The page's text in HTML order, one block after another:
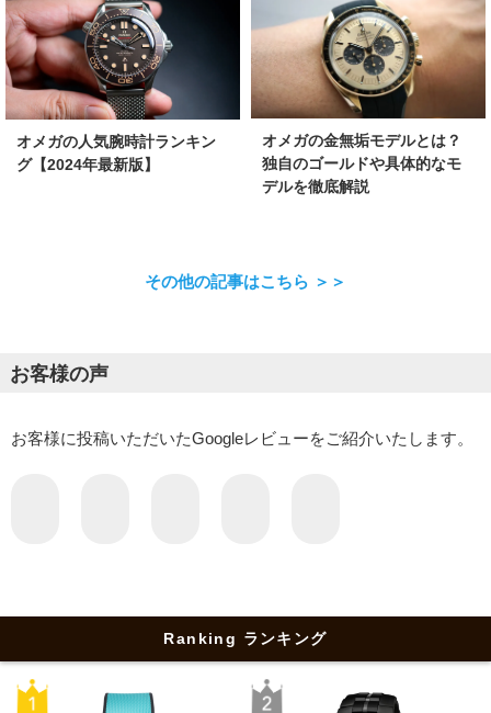
オメガの人気腕時計ランキン
グ【2024年最新版】
オメガの金無垢モデルとは？
独自のゴールドや具体的なモ
デルを徹底解説
その他の記事はこちら ＞＞
お客様の声
お客様に投稿いただいたGoogleレビューをご紹介いたします。
Ranking ランキング